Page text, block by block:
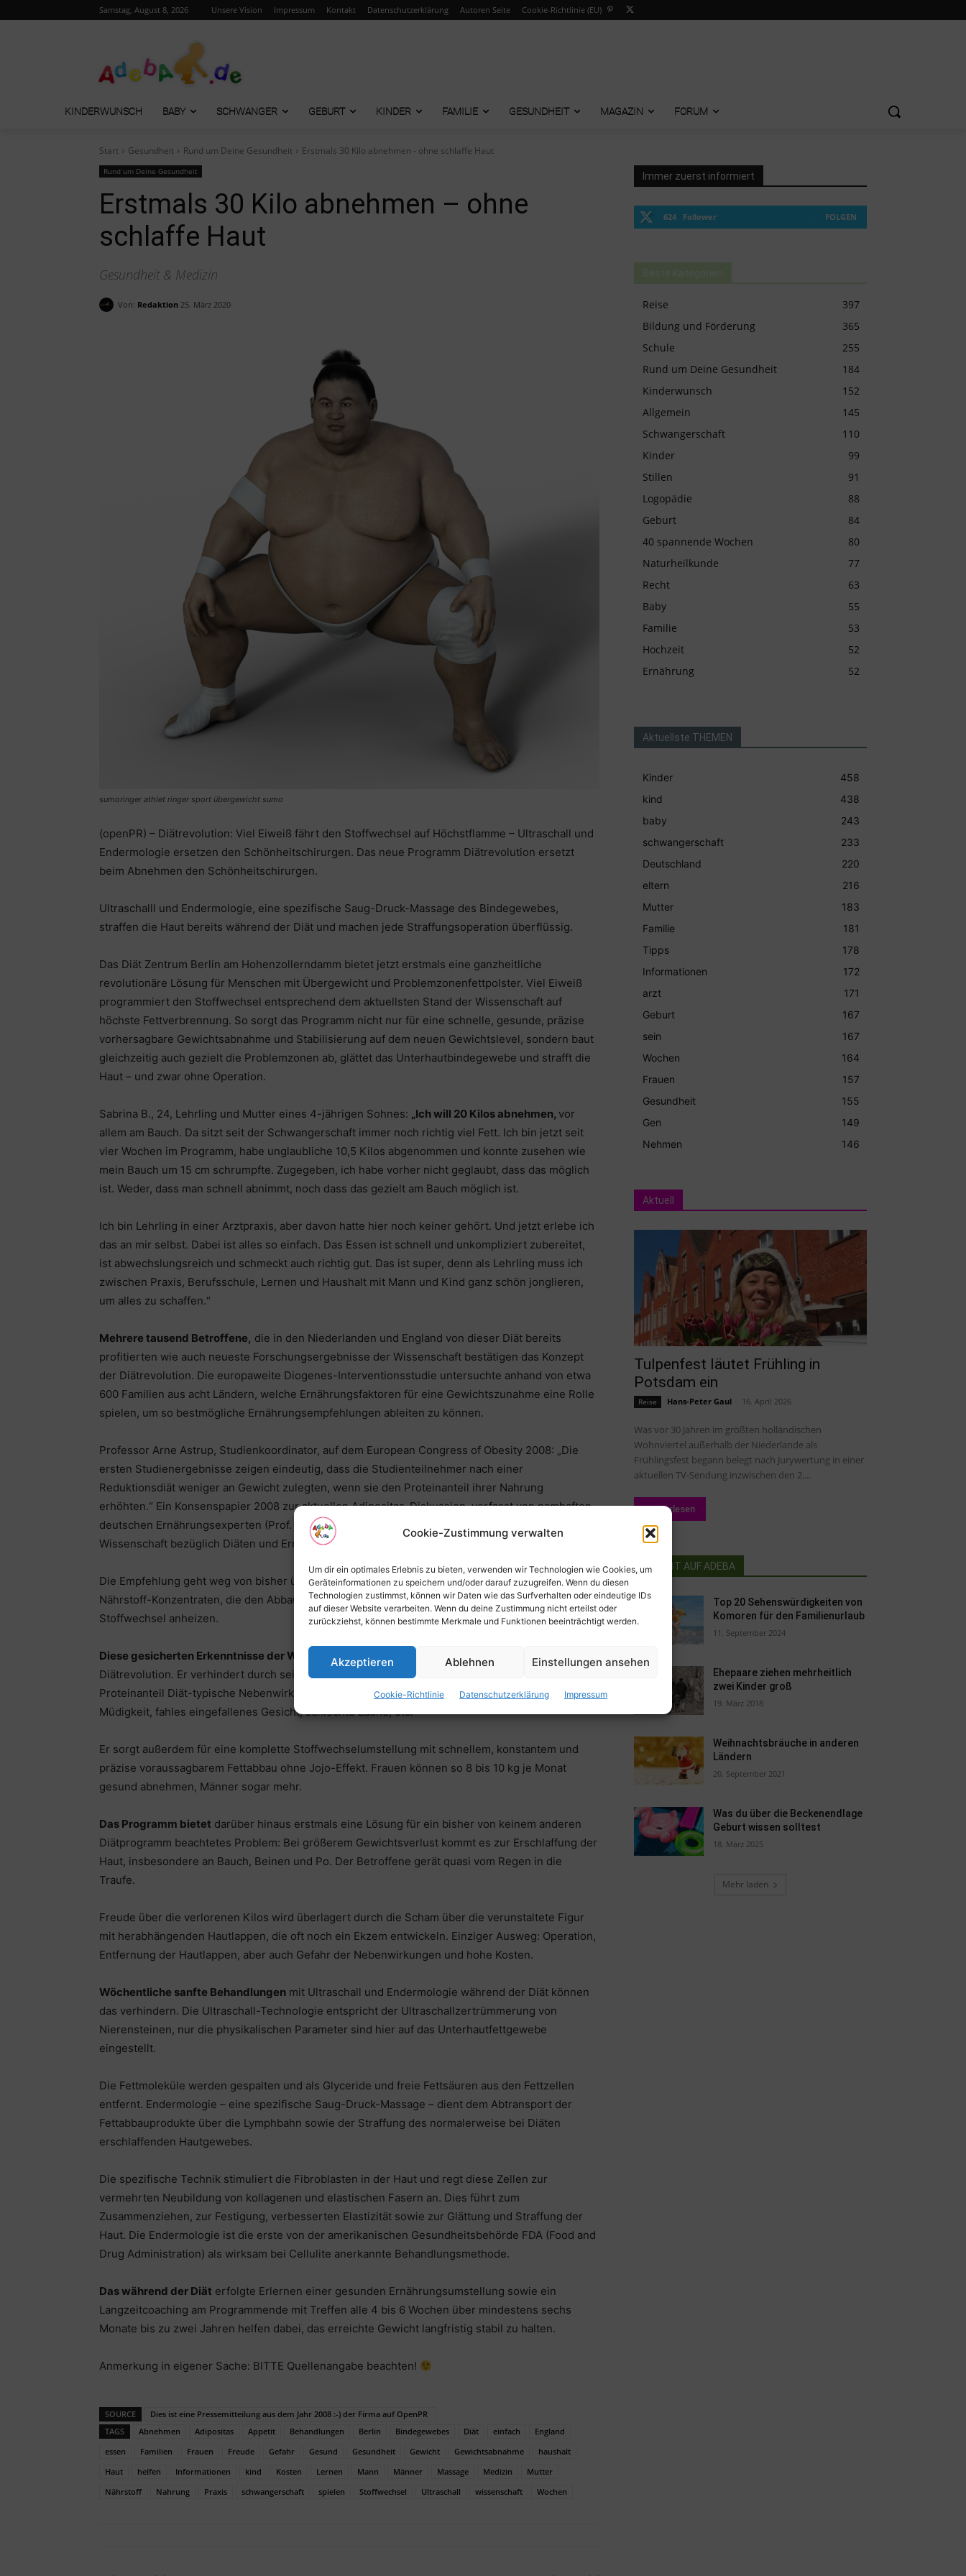
Cookie-Zustimmung verwalten
Um dir ein optimales Erlebnis zu bieten, verwenden wir Technologien wie Cookies, um
Geräteinformationen zu speichern und/oder darauf zuzugreifen. Wenn du diesen
Technologien zustimmst, können wir Daten wie das Surfverhalten oder eindeutige IDs
auf dieser Website verarbeiten. Wenn du deine Zustimmung nicht erteilst oder
zurückziehst, können bestimmte Merkmale und Funktionen beeinträchtigt werden.
Akzeptieren Ablehnen Einstellungen ansehen
Cookie-Richtlinie Datenschutzerklärung Impressum
Samstag, August 8, 2026 Unsere Vision Impressum Kontakt Datenschutzerklärung Autoren Seite Cookie-Richtlinie (EU)
KINDERWUNSCH BABY SCHWANGER GEBURT KINDER FAMILIE GESUNDHEIT MAGAZIN FORUM
Start Gesundheit Rund um Deine Gesundheit Erstmals 30 Kilo abnehmen - ohne schlaffe Haut
Rund um Deine Gesundheit
Erstmals 30 Kilo abnehmen – ohne
schlaffe Haut
Gesundheit & Medizin
Von: Redaktion 25. März 2020
sumoringer athlet ringer sport übergewicht sumo
(openPR) – Diätrevolution: Viel Eiweiß fährt den Stoffwechsel auf Höchstflamme – Ultraschall und
Endermologie ersetzen den Schönheitschirurgen. Das neue Programm Diätrevolution ersetzt
beim Abnehmen den Schönheitschirurgen.
Ultraschalll und Endermologie, eine spezifische Saug-Druck-Massage des Bindegewebes,
straffen die Haut bereits während der Diät und machen jede Straffungsoperation überflüssig.
Das Diät Zentrum Berlin am Hohenzollerndamm bietet jetzt erstmals eine ganzheitliche
revolutionäre Lösung für Menschen mit Übergewicht und Problemzonenfettpolster. Viel Eiweiß
programmiert den Stoffwechsel entsprechend dem aktuellsten Stand der Wissenschaft auf
höchste Fettverbrennung. So sorgt das Programm nicht nur für eine schnelle, gesunde, präzise
vorhersagbare Gewichtsabnahme und Stabilisierung auf dem neuen Gewichtslevel, sondern baut
gleichzeitig auch gezielt die Problemzonen ab, glättet das Unterhautbindegewebe und strafft die
Haut – und zwar ohne Operation.
Sabrina B., 24, Lehrling und Mutter eines 4-jährigen Sohnes: „Ich will 20 Kilos abnehmen, vor
allem am Bauch. Da sitzt seit der Schwangerschaft immer noch richtig viel Fett. Ich bin jetzt seit
vier Wochen im Programm, habe unglaubliche 10,5 Kilos abgenommen und konnte zusehen wie
mein Bauch um 15 cm schrumpfte. Zugegeben, ich habe vorher nicht geglaubt, dass das möglich
ist. Weder, dass man schnell abnimmt, noch dass das gezielt am Bauch möglich ist.
Ich bin Lehrling in einer Arztpraxis, aber davon hatte hier noch keiner gehört. Und jetzt erlebe ich
das an mir selbst. Dabei ist alles so einfach. Das Essen ist schnell und unkompliziert zubereitet,
ist abwechslungsreich und schmeckt auch richtig gut. Das ist super, denn als Lehrling muss ich
zwischen Praxis, Berufsschule, Lernen und Haushalt mit Mann und Kind ganz schön jonglieren,
um alles zu schaffen.“
Mehrere tausend Betroffene, die in den Niederlanden und England von dieser Diät bereits
profitierten wie auch neueste Forschungsergebnisse der Wissenschaft bestätigen das Konzept
der Diätrevolution. Die europaweite Diogenes-Interventionsstudie untersuchte anhand von etwa
600 Familien aus acht Ländern, welche Ernährungsfaktoren für eine Gewichtszunahme eine Rolle
spielen, um so bestmögliche Ernährungsempfehlungen ableiten zu können.
Professor Arne Astrup, Studienkoordinator, auf dem European Congress of Obesity 2008: „Die
ersten Studienergebnisse zeigen eindeutig, dass die Studienteilnehmer nach einer
Reduktionsdiät weniger an Gewicht zulegten, wenn sie den Proteinanteil ihrer Nahrung
erhöhten.“ Ein Konsenspapier 2008 zur aktuellen Adipositas-Diskussion, verfasst von namhaften
deutschen Ernährungsexperten (Prof. Pudel, Dr. Worm, Dr. Walle), fasst den aktuellen Stand der
Wissenschaft bezüglich Diäten und Ernährungsumstellung zusammen.
Die Empfehlung geht weg von bisher üblichen nur kalorienreduzierten Diäten und hin zu Eiweiß-
Nährstoff-Konzentraten, die den Abbau von Muskelmasse bei Diäten deutlich mindern und den
Stoffwechsel anheizen.
Diese gesicherten Erkenntnisse der Wissenschaft
sind Bestandteil des Ernährungsplans der
Diätrevolution. Er verhindert durch seine individuelle Zusammenstellung und den hohen
Proteinanteil Diät-typische Nebenwirkungen wie Hunger, Appetit, Konzentrationsstörungen,
Müdigkeit, fahles eingefallenes Gesicht, schlechte Laune, etc.
Er sorgt außerdem für eine komplette Stoffwechselumstellung mit schnellem, konstantem und
präzise voraussagbarem Fettabbau ohne Jojo-Effekt. Frauen können so 8 bis 10 kg je Monat
gesund abnehmen, Männer sogar mehr.
Das Programm bietet darüber hinaus erstmals eine Lösung für ein bisher von keinem anderen
Diätprogramm beachtetes Problem: Bei größerem Gewichtsverlust kommt es zur Erschlaffung der
Haut, insbesondere an Bauch, Beinen und Po. Der Betroffene gerät quasi vom Regen in die
Traufe.
Freude über die verlorenen Kilos wird überlagert durch die Scham über die verunstaltete Figur
mit herabhängenden Hautlappen, die oft noch ein Ekzem entwickeln. Einziger Ausweg: Operation,
Entfernung der Hautlappen, aber auch Gefahr der Nebenwirkungen und hohe Kosten.
Wöchentliche sanfte Behandlungen mit Ultraschall und Endermologie während der Diät können
das verhindern. Die Ultraschall-Technologie entspricht der Ultraschallzertrümmerung von
Nierensteinen, nur die physikalischen Parameter sind hier auf das Unterhautfettgewebe
eingestellt.
Die Fettmoleküle werden gespalten und als Glyceride und freie Fettsäuren aus den Fettzellen
entfernt. Endermologie – eine spezifische Saug-Druck-Massage – dient dem Abtransport der
Fettabbauprodukte über die Lymphbahn sowie der Straffung des normalerweise bei Diäten
erschlaffenden Hautgewebes.
Die spezifische Technik stimuliert die Fibroblasten in der Haut und regt diese Zellen zur
vermehrten Neubildung von kollagenen und elastischen Fasern an. Dies führt zum
Zusammenziehen, zur Festigung, verbesserten Elastizität sowie zur Glättung und Straffung der
Haut. Die Endermologie ist die erste von der amerikanischen Gesundheitsbehörde FDA (Food and
Drug Administration) als wirksam bei Cellulite anerkannte Behandlungsmethode.
Das während der Diät erfolgte Erlernen einer gesunden Ernährungsumstellung sowie ein
Langzeitcoaching am Programmende mit Treffen alle 4 bis 6 Wochen über mindestens sechs
Monate bis zu zwei Jahren helfen dabei, das erreichte Gewicht langfristig stabil zu halten.
Anmerkung in eigener Sache: BITTE Quellenangabe beachten!
SOURCE
Dies ist eine Pressemitteilung aus dem Jahr 2008 :-) der Firma auf OpenPR
TAGS
Abnehmen Adipositas Appetit Behandlungen Berlin Bindegewebes Diät einfach
England
essen
Familien Frauen Freude Gefahr Gesund Gesundheit Gewicht Gewichtsabnahme
haushalt
Haut
helfen Informationen kind Kosten Lernen Mann Männer Massage Medizin
Mutter
Nährstoff
Nahrung Praxis schwangerschaft spielen Stoffwechsel Ultraschall wissenschaft Wochen
Immer zuerst informiert
624 Follower FOLGEN
Reise
397
Bildung und Förderung
365
Schule
255
Rund um Deine Gesundheit
184
Kinderwunsch
152
Allgemein
145
Schwangerschaft
110
Kinder
99
Stillen
91
Logopädie
88
Geburt
84
40 spannende Wochen
80
Naturheilkunde
77
Recht
63
Baby
55
Familie
53
Hochzeit
52
Ernährung
52
Aktuellste THEMEN
Kinder
458
kind
438
baby
243
schwangerschaft
233
Deutschland
220
eltern
216
Mutter
183
Familie
181
Tipps
178
Informationen
172
arzt
171
Geburt
167
sein
167
Wochen
164
Frauen
157
Gesundheit
155
Gen
149
Nehmen
146
Aktuell
Tulpenfest läutet Frühling in
Potsdam ein
Reise Hans-Peter Gaul 16. April 2026
Was vor 30 Jahren im größten holländischen
Wohnviertel außerhalb der Niederlande als
Frühlingsfest begann belegt nach Jurywertung in einer
aktuellen TV-Sendung inzwischen den 2....
Weiterlesen
BELIEBT AUF ADEBA
Top 20 Sehenswürdigkeiten von
Komoren für den Familienurlaub
11. September 2024
Ehepaare ziehen mehrheitlich
zwei Kinder groß
19. März 2018
Weihnachtsbräuche in anderen
Ländern
20. September 2021
Was du über die Beckenendlage
Geburt wissen solltest
18. März 2025
Mehr laden